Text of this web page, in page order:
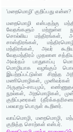
'மறைமொழி' குறிப்பது என்ன?
மறைமொழி என்பதற்கு
வேதங்களும் மற்றுள்ள
சொல்லிய மந்திரங்கள்,
சாஸ்திரங்கள்,
மந்திரங்கள், அவர்
வேதமந்திரம் முதலான
அவர்தம் பாதுகாப்பு
மொழியாக வழங்கும்
இயற்றப்பட்டுள்ள சிறந்த
மணிமொழிகள், முனிவர்கள்
அருளும்-சாபமும்,
நூல்கள், அறமொழிகள்,
குறிப்புரைகள்
பலவாறு பொருள் கூறினர்.
வாய்மொழி, மறைமொழி,
குறித்த சொற்கள் என்பர்.